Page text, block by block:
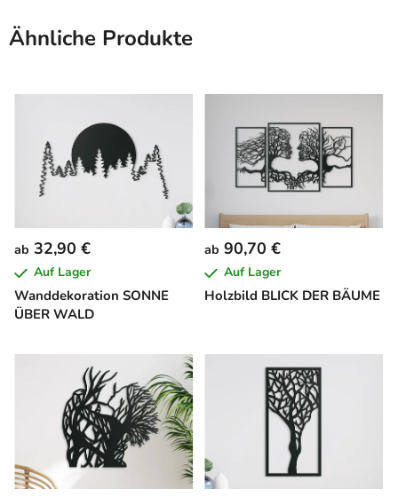
Ähnliche Produkte
Wanddekoration SONNE
ÜBER WALD
ab 32,90 €
Auf Lager
Holzbild BLICK DER BÄUME
ab 90,70 €
Auf Lager